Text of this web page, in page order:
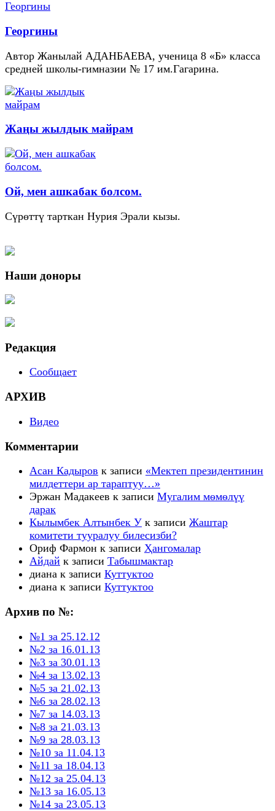
Георгины
Автор Жанылай АДАНБАЕВА, ученица 8 «Б» класса
средней школы-гимназии № 17 им.Гагарина.
Жаңы жылдык майрам
Ой, мен ашкабак болсом.
Сүрөттү тарткан Нурия Эрали кызы.
Наши доноры
Редакция
Сообщает
АРХИВ
Видео
Комментарии
Асан Кадыров к записи «Мектеп президентинин
милдеттери ар тараптуу…»
Эржан Мадакеев к записи Мугалим мѳмѳлүү
дарак
Кылымбек Алтынбек У к записи Жаштар
комитети тууралуу билесизби?
Ориф Фармон к записи Ҳангомалар
Айдай к записи Табышмактар
диана к записи Куттуктоо
диана к записи Куттуктоо
Архив по №:
№1 за 25.12.12
№2 за 16.01.13
№3 за 30.01.13
№4 за 13.02.13
№5 за 21.02.13
№6 за 28.02.13
№7 за 14.03.13
№8 за 21.03.13
№9 за 28.03.13
№10 за 11.04.13
№11 за 18.04.13
№12 за 25.04.13
№13 за 16.05.13
№14 за 23.05.13